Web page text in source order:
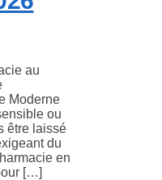
au
Moderne
ou
être laissé
du
en
[…]